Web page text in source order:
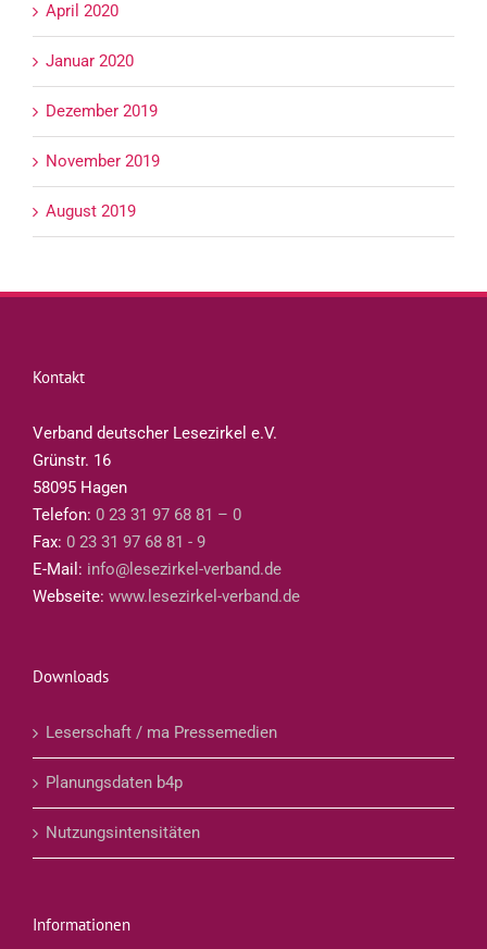
April 2020
Januar 2020
Dezember 2019
November 2019
August 2019
Kontakt
Verband deutscher Lesezirkel e.V.
Grünstr. 16
58095 Hagen
Telefon: 0 23 31 97 68 81 – 0
Fax: 0 23 31 97 68 81 - 9
E-Mail: info@lesezirkel-verband.de
Webseite: www.lesezirkel-verband.de
Downloads
Leserschaft / ma Pressemedien
Planungsdaten b4p
Nutzungsintensitäten
Informationen